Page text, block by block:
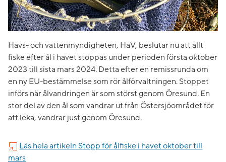
Havs- och vattenmyndigheten, HaV, beslutar nu att allt
fiske efter ål i havet stoppas under perioden första oktober
2023 till sista mars 2024. Detta efter en remissrunda om
en ny EU-bestämmelse som rör ålförvaltningen. Stoppet
införs när ålvandringen är som störst genom Öresund. En
stor del av den ål som vandrar ut från Östersjöområdet för
att leka, vandrar just genom Öresund.
Läs hela artikeln Stopp för ålfiske i havet oktober till
mars